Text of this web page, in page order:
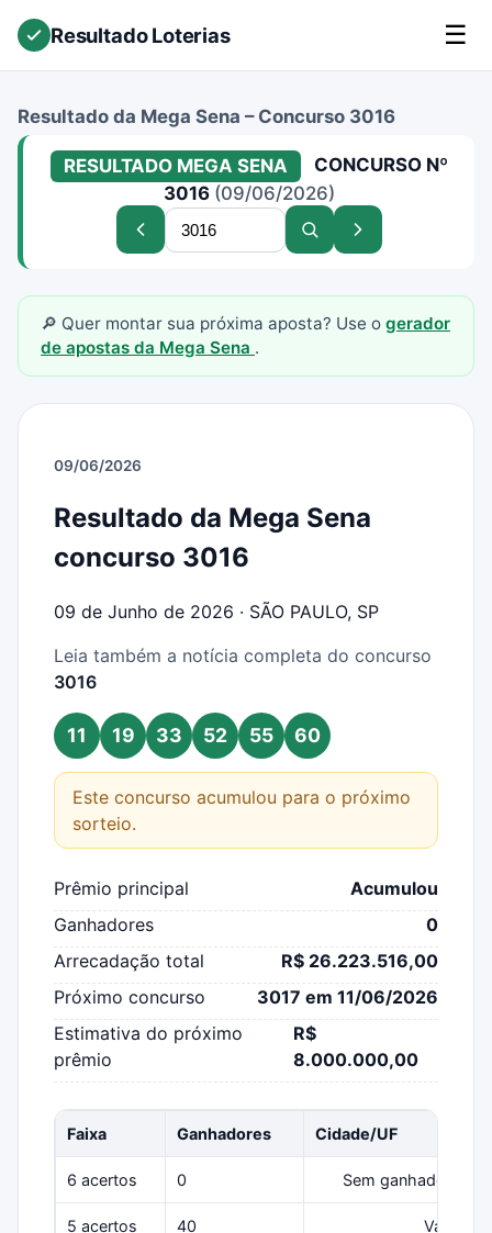
Resultado Loterias ☰
Resultado da Mega Sena – Concurso 3016
RESULTADO MEGA SENA
CONCURSO Nº
3016 (09/06/2026)
Concurso
Buscar
Buscar
concurso
Próximo
🔎 Quer montar sua próxima aposta? Use o gerador
de apostas da Mega Sena .
09/06/2026
Resultado da Mega Sena
concurso 3016
09 de Junho de 2026 · SÃO PAULO, SP
Leia também a notícia completa do concurso
3016
11 19 33 52 55 60
Este concurso acumulou para o próximo
sorteio.
Prêmio principal
Acumulou
Ganhadores
0
Arrecadação total
R$ 26.223.516,00
Próximo concurso
3017 em 11/06/2026
Estimativa do próximo
prêmio
R$
8.000.000,00
Faixa Ganhadores Cidade/UF
6 acertos 0 Sem ganhadores
5 acertos 40 Várias